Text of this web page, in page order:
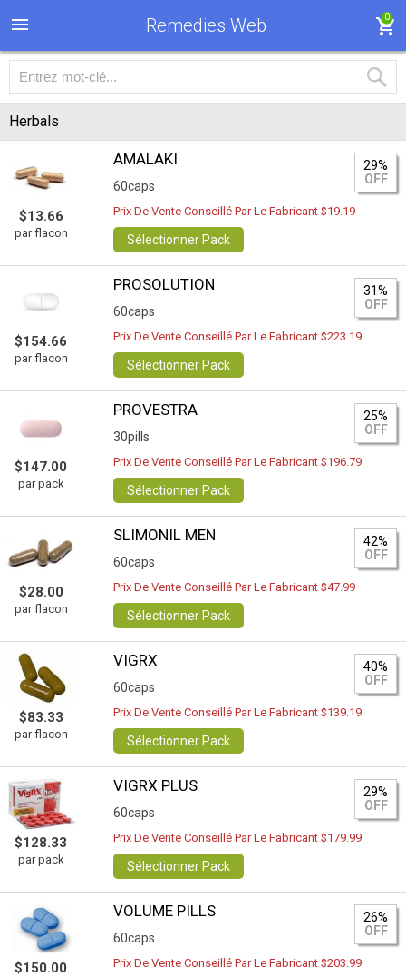
Remedies Web 0
Herbals
$13.66
par flacon
AMALAKI
60caps
29%
OFF
Prix De Vente Conseillé Par Le Fabricant $19.19
Sélectionner Pack
$154.66
par flacon
PROSOLUTION
60caps
31%
OFF
Prix De Vente Conseillé Par Le Fabricant $223.19
Sélectionner Pack
$147.00
par pack
PROVESTRA
30pills
25%
OFF
Prix De Vente Conseillé Par Le Fabricant $196.79
Sélectionner Pack
$28.00
par flacon
SLIMONIL MEN
60caps
42%
OFF
Prix De Vente Conseillé Par Le Fabricant $47.99
Sélectionner Pack
$83.33
par flacon
VIGRX
60caps
40%
OFF
Prix De Vente Conseillé Par Le Fabricant $139.19
Sélectionner Pack
$128.33
par pack
VIGRX PLUS
60caps
29%
OFF
Prix De Vente Conseillé Par Le Fabricant $179.99
Sélectionner Pack
$150.00
VOLUME PILLS
60caps
26%
OFF
Prix De Vente Conseillé Par Le Fabricant $203.99